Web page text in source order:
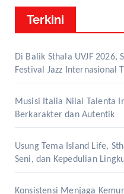
Terkini
Di Balik Sthala UVJF 2026,
Festival Jazz Internasional
Musisi Italia Nilai Talenta
Berkarakter dan Autentik
Usung Tema Island Life,
Seni, dan Kepedulian
Konsistensi Menjaga